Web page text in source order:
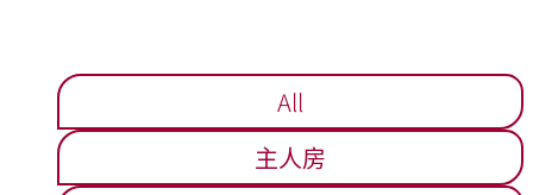
All
主人房